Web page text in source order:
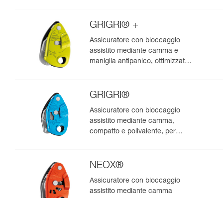
GRIGRI® +
Assicuratore con bloccaggio
assistito mediante camma e
maniglia antipanico, ottimizzato
GRIGRI®
Assicuratore con bloccaggio
assistito mediante camma,
compatto e polivalente, per
NEOX®
Assicuratore con bloccaggio
assistito mediante camma